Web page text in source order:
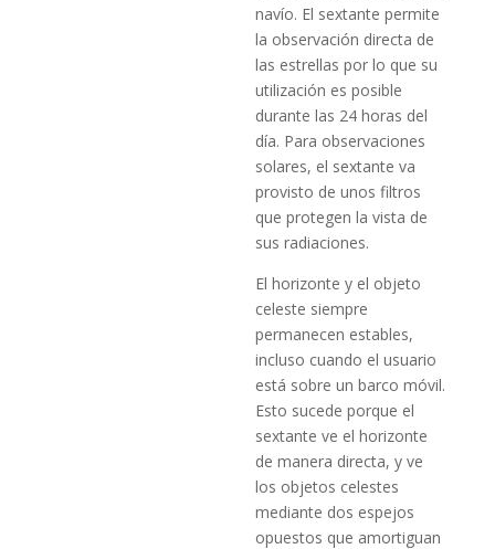
navío. El sextante permite
la observación directa de
las estrellas por lo que su
utilización es posible
durante las 24 horas del
día. Para observaciones
solares, el sextante va
provisto de unos filtros
que protegen la vista de
sus radiaciones.
El horizonte y el objeto
celeste siempre
permanecen estables,
incluso cuando el usuario
está sobre un barco móvil.
Esto sucede porque el
sextante ve el horizonte
de manera directa, y ve
los objetos celestes
mediante dos espejos
opuestos que amortiguan